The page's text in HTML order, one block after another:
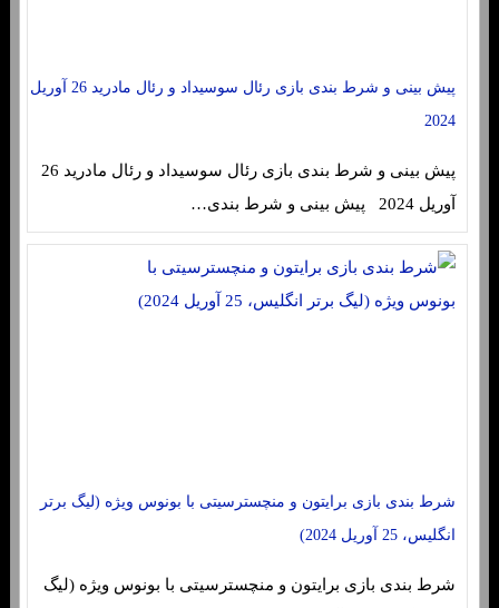
پیش بینی و شرط بندی بازی رئال سوسیداد و رئال مادرید 26 آوریل
2024
پیش بینی و شرط بندی بازی رئال سوسیداد و رئال مادرید 26
آوریل 2024 پیش بینی و شرط بندی…
شرط بندی بازی برایتون و منچسترسیتی با بونوس ویژه (لیگ برتر
انگلیس، 25 آوریل 2024)
شرط بندی بازی برایتون و منچسترسیتی با بونوس ویژه (لیگ